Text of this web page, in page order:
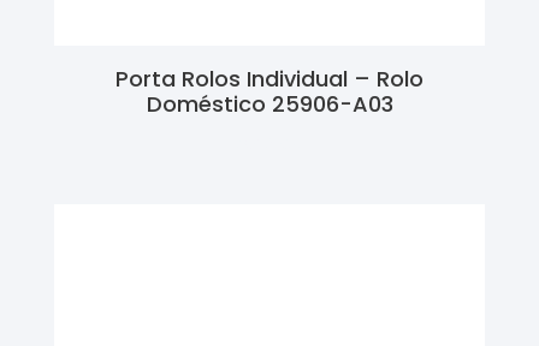
Porta Rolos Individual – Rolo
Doméstico 25906-A03